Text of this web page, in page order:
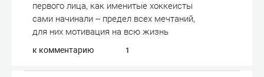
первого лица, как именитые хоккеисты
сами начинали -- предел всех мечтаний,
для них мотивация на всю жизнь
к комментарию 1